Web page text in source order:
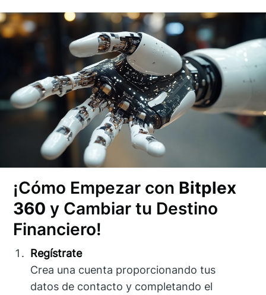
¡Cómo Empezar con Bitplex
360 y Cambiar tu Destino
Financiero!
Regístrate
Crea una cuenta proporcionando tus
datos de contacto y completando el